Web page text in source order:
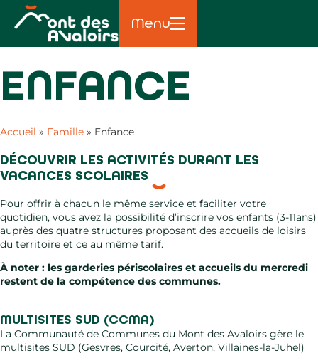
principal
Menu
ENFANCE
Accueil » Famille » Enfance
DÉCOUVRIR LES ACTIVITÉS DURANT LES
VACANCES SCOLAIRES
Pour offrir à chacun le même service et faciliter votre
quotidien, vous avez la possibilité d’inscrire vos enfants (3-11ans)
auprès des quatre structures proposant des accueils de loisirs
du territoire et ce au même tarif.
À noter : les garderies périscolaires et accueils du mercredi
restent de la compétence des communes.
MULTISITES SUD (CCMA)
La Communauté de Communes du Mont des Avaloirs gère le
multisites SUD (Gesvres, Courcité, Averton, Villaines-la-Juhel)​